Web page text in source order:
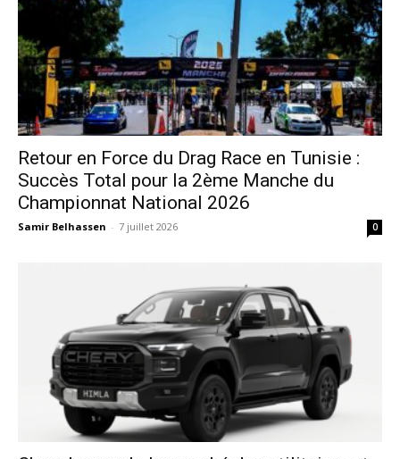
Retour en Force du Drag Race en Tunisie :
Succès Total pour la 2ème Manche du
Championnat National 2026
Samir Belhassen - 7 juillet 2026 0